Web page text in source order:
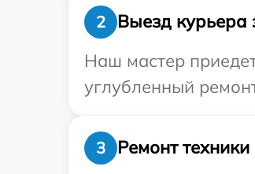
2
Выезд курьера
Наш мастер
углубленный
3
Ремонт техники